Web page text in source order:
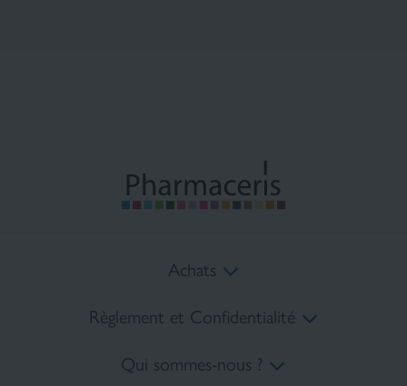
Achats
Coûts de livraison
Méthodes de paiement
Règlement et Confidentialité
Règlement
Qui sommes-nous ?